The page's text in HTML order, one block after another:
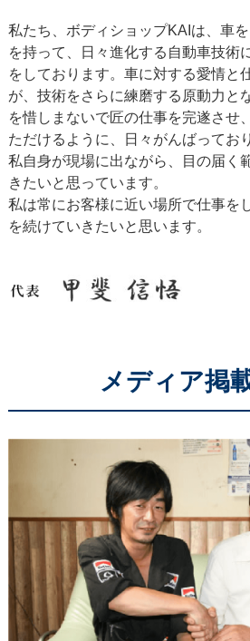
私たち、ボディショップKAIは、車
を持って、日々進化する自動車技術
をしております。車に対する愛情と
が、技術をさらに練磨する原動力と
を惜しまないで匠の仕事を完遂させ
ただけるように、日々がんばってお
私自身が現場に出ながら、目の届く
きたいと思っています。
私は常にお客様に近い場所で仕事を
を続けていきたいと思います。
メディア掲